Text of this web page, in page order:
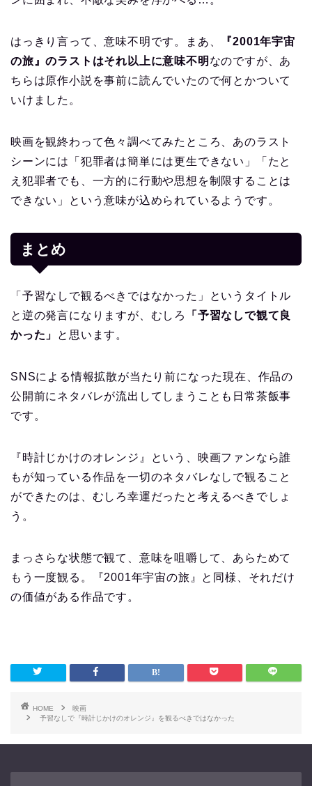
はっきり言って、意味不明です。まあ、
『2001年宇宙
の旅』のラストはそれ以上に意味不明 なのですが、あ
ちらは原作小説を事前に読んでいたので何とかついて
いけました。
映画を観終わって色々調べてみたところ、あのラスト
シーンには「犯罪者は簡単には更生できない」「たと
え犯罪者でも、一方的に行動や思想を制限することは
できない」という意味が込められているようです。
まとめ
「予習なしで観るべきではなかった」というタイトル
と逆の発言になりますが、むしろ
「予習なしで観て良
かった」
と思います。
SNSによる情報拡散が当たり前になった現在、作品の
公開前にネタバレが流出してしまうことも日常茶飯事
です。
『時計じかけのオレンジ』という、映画ファンなら誰
もが知っている作品を一切のネタバレなしで観ること
ができたのは、むしろ幸運だったと考えるべきでしょ
う。
まっさらな状態で観て、意味を咀嚼して、あらためて
もう一度観る。『2001年宇宙の旅』と同様、それだけ
の価値がある作品です。
HOME
映画
予習なしで『時計じかけのオレンジ』を観るべきではなかった